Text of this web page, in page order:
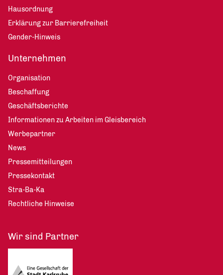
Hausordnung
Erklärung zur Barrierefreiheit
Gender-Hinweis
Unternehmen
Organisation
Beschaffung
Geschäftsberichte
Informationen zu Arbeiten im Gleisbereich
Werbepartner
News
Pressemitteilungen
Pressekontakt
Stra-Ba-Ka
Rechtliche Hinweise
Wir sind Partner